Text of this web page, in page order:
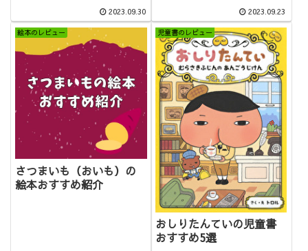
2023.09.30 2023.09.23
絵本のレビュー
さつまいも（おいも）の
絵本おすすめ紹介
児童書のレビュー
おしりたんていの児童書
おすすめ5選